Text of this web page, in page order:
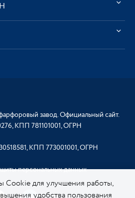
завод. Официальный сайт.
КПП 781101001, ОГРН
КПП 773001001, ОГРН
персональных данных
Cookie для улучшения работы,
удобства пользования